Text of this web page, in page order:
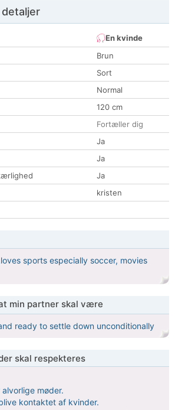
En kvinde
Brun
Sort
Normal
120 cm
Fortæller dig
Ja
Ja
Ja
kristen
sports especially soccer, movies
min partner skal være
ready to settle down unconditionally
skal respekteres
møder.
kontaktet af kvinder.